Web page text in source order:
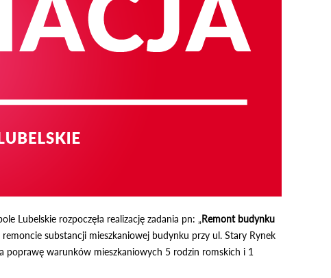
Lubelskie rozpoczęła realizację zadania pn: „Remont budynku
remoncie substancji mieszkaniowej budynku przy ul. Stary Rynek
poprawę warunków mieszkaniowych 5 rodzin romskich i 1